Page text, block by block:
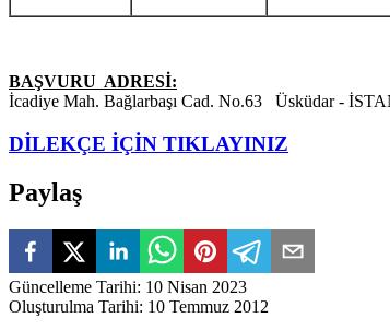
BAŞVURU ADRESİ:
İcadiye Mah. Bağlarbaşı Cad. No.63 Üsküdar -
DİLEKÇE İÇİN TIKLAYINIZ
Paylaş
Güncelleme Tarihi: 10 Nisan 2023
Oluşturulma Tarihi: 10 Temmuz 2012